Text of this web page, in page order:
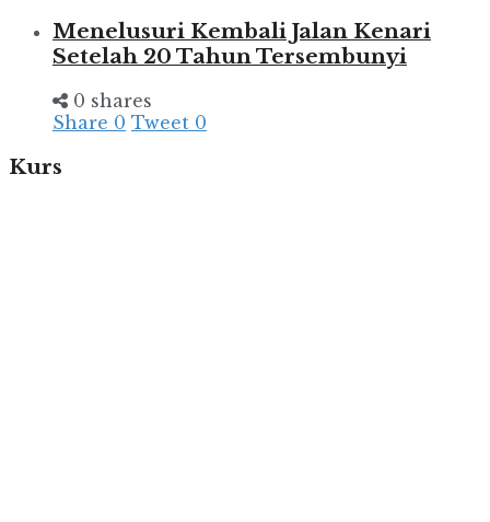
Menelusuri Kembali Jalan Kenari
Setelah 20 Tahun Tersembunyi
0 shares
Share 0 Tweet 0
Kurs